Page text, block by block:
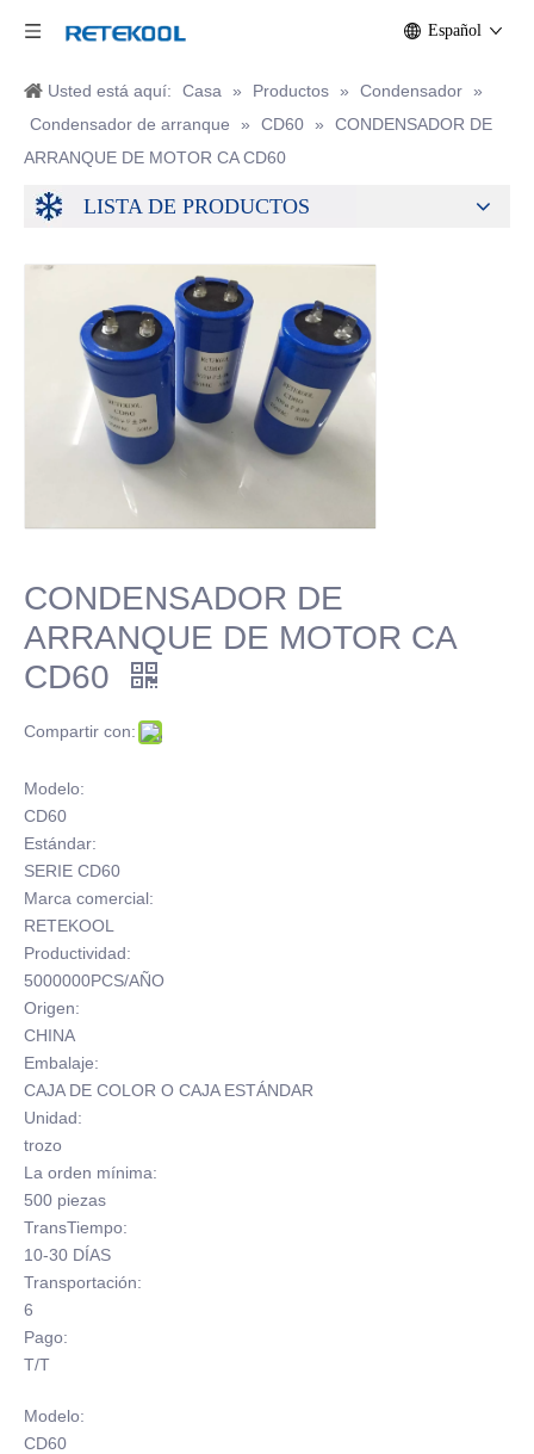
Español
Usted está aquí: Casa » Productos » Condensador »
Condensador de arranque
» CD60 »
CONDENSADOR DE
ARRANQUE DE MOTOR CA CD60
LISTA DE PRODUCTOS
CONDENSADOR DE
ARRANQUE DE MOTOR CA
CD60
Compartir con:
Modelo:
CD60
Estándar:
SERIE CD60
Marca comercial:
RETEKOOL
Productividad:
5000000PCS/AÑO
Origen:
CHINA
Embalaje:
CAJA DE COLOR O CAJA ESTÁNDAR
Unidad:
trozo
La orden mínima:
500 piezas
TransTiempo:
10-30 DÍAS
Transportación:
6
Pago:
T/T
Modelo:
CD60